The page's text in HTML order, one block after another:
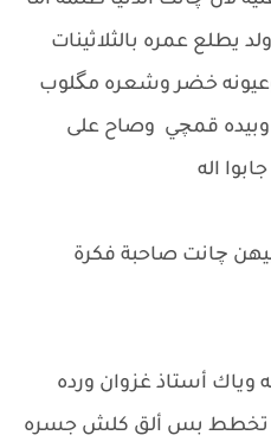
عمره بالثلاثينات
خضر وشعره مگلوب
وبيده قمچي وصاح على
اله
چانت صاحبة فكرة
أستاذ غزوان ورده
تخطط بس ألق كلش جسره